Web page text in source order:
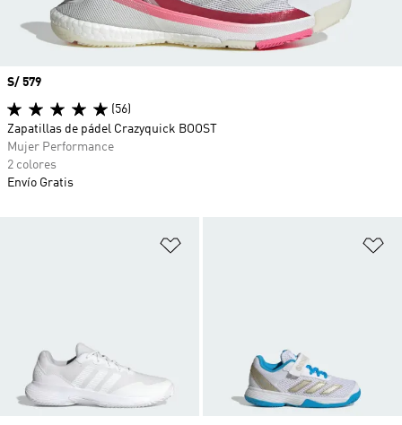
Precio
S/ 579
(56)
Zapatillas de pádel Crazyquick BOOST
Mujer Performance
2 colores
Envío Gratis